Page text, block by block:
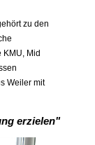
zu den
Mid
Weiler mit
erzielen"